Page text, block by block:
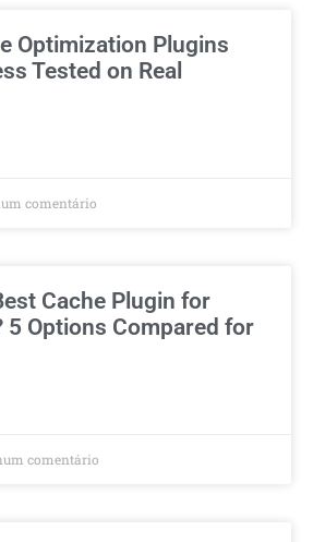
Optimization Plugins
Tested on Real
comentário
Cache Plugin for
5 Options Compared for
comentário